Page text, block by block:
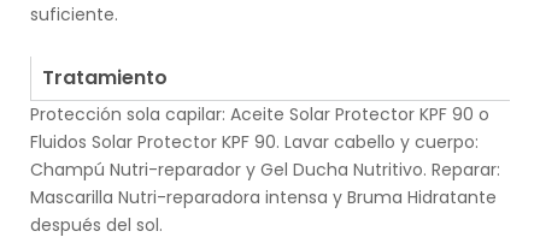
suficiente.
Tratamiento
Protección sola capilar: Aceite Solar Protector KPF 90 o
Fluidos Solar Protector KPF 90. Lavar cabello y cuerpo:
Champú Nutri-reparador y Gel Ducha Nutritivo. Reparar:
Mascarilla Nutri-reparadora intensa y Bruma Hidratante
después del sol.